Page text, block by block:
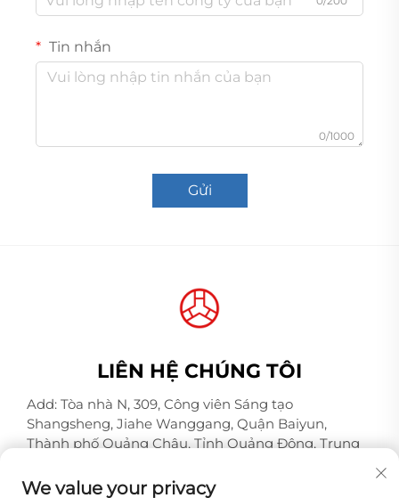
Tin nhắn
0/1000
Gửi
LIÊN HỆ CHÚNG TÔI
Add: Tòa nhà N, 309, Công viên Sáng tạo
Shangsheng, Jiahe Wanggang, Quận Baiyun,
Thành phố Quảng Châu, Tỉnh Quảng Đông, Trung
Điện thoại:+86-18925123039
We value your privacy